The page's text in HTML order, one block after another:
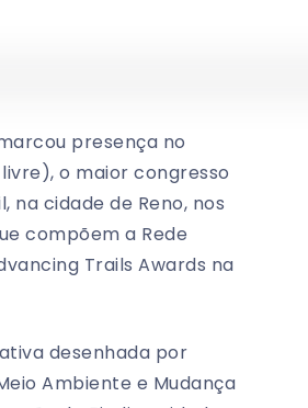
presença no
o maior congresso
na cidade de Reno, nos
compõem a Rede
Trails Awards na
desenhada por
Ambiente e Mudança